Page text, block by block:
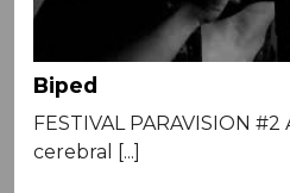
Biped
FESTIVAL PARAVISION
cerebral [...]